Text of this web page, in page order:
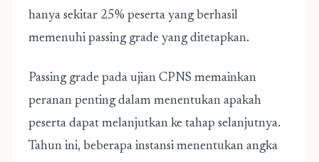
hanya sekitar 25% peserta yang berhasil
memenuhi passing grade yang ditetapkan.
Passing grade pada ujian CPNS memainkan
peranan penting dalam menentukan apakah
peserta dapat melanjutkan ke tahap selanjutnya.
Tahun ini, beberapa instansi menentukan angka